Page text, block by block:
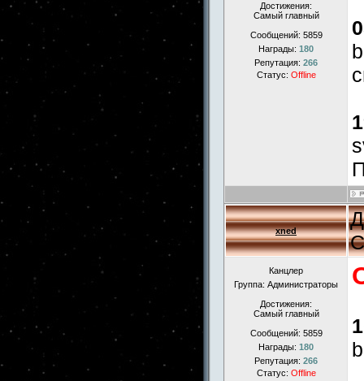
Достижения:
Самый главный
Сообщений: 5859
Награды: 180
Репутация: 266
Статус: Offline
xned
Канцлер
Группа: Администраторы
Достижения:
Самый главный
Сообщений: 5859
Награды: 180
Репутация: 266
Статус: Offline